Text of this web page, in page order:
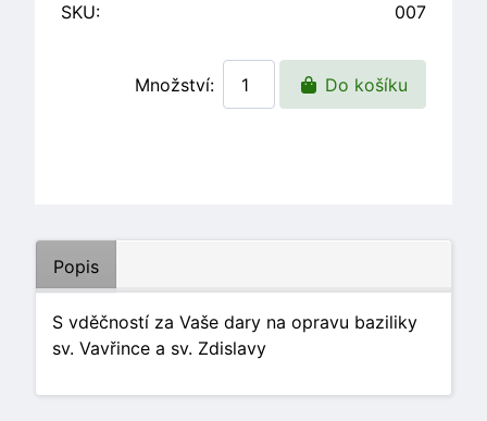
SKU:
007
Množství: Do košíku
Popis
S vděčností za Vaše dary na opravu baziliky
sv. Vavřince a sv. Zdislavy